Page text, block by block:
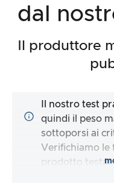
dal
Il produttore
Il nostro test
quindi il peso
sottoporsi ai
Verifichiamo le
prodotto